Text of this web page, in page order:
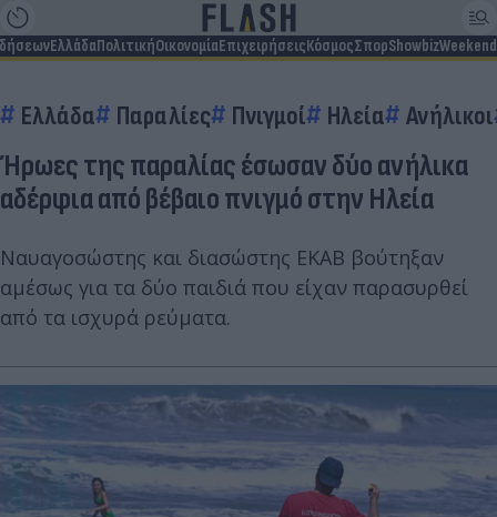
ΕλλάδαΠολιτικήΟικονομίαΕπιχειρήσειςΚόσμοςΣπορShowbizWeekend
Ελλάδα Παραλίες Πνιγμοί Ηλεία Ανήλικοι
Ήρωες της παραλίας έσωσαν δύο ανήλικα
αδέρφια από βέβαιο πνιγμό στην Ηλεία
Ναυαγοσώστης και διασώστης ΕΚΑΒ βούτηξαν
αμέσως για τα δύο παιδιά που είχαν παρασυρθεί
από τα ισχυρά ρεύματα.